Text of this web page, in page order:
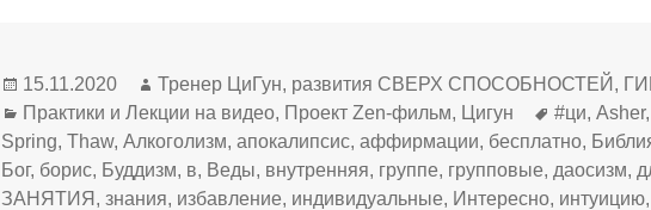
Опубликовано
15.11.2020 Автор
Тренер ЦиГун, развития СВЕРХ СПОСОБНОСТЕЙ,
Рубрики
Практики и Лекции на видео, Проект Zen-фильм, Цигун Метки
#ци,Asher,
Spring,Thaw,Алкоголизм,апокалипсис,аффирмации, бесплатно,
Бог, борис, Буддизм, в, Веды, внутренняя, группе, групповые, даосизм,
ЗАНЯТИЯ ,знания, избавление, индивидуальные, Интересно, интуицию,